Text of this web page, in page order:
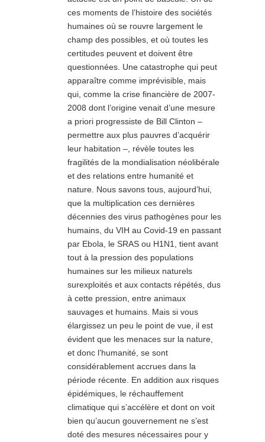
ces moments de l’histoire des sociétés
humaines où se rouvre largement le
champ des possibles, et où toutes les
certitudes peuvent et doivent être
questionnées. Une catastrophe qui peut
apparaître comme imprévisible, mais
qui, comme la crise financière de 2007-
2008 dont l’origine venait d’une mesure
a priori progressiste de Bill Clinton –
permettre aux plus pauvres d’acquérir
leur habitation –, révèle toutes les
fragilités de la mondialisation néolibérale
et des relations entre humanité et
nature. Nous savons tous, aujourd’hui,
que la multiplication ces dernières
décennies des virus pathogènes pour les
humains, du VIH au Covid-19 en passant
par Ebola, le SRAS ou H1N1, tient avant
tout à la pression des populations
humaines sur les milieux naturels
surexploités et aux contacts répétés, dus
à cette pression, entre animaux
sauvages et humains. Mais si vous
élargissez un peu le point de vue, il est
évident que les menaces sur la nature,
et donc l’humanité, se sont
considérablement accrues dans la
période récente. En addition aux risques
épidémiques, le réchauffement
climatique qui s’accélère et dont on voit
bien qu’aucun gouvernement ne s’est
doté des mesures nécessaires pour y